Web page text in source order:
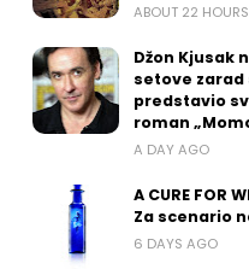
ABOUT 22
Džon Kjusak
setove zarad
predstavio
roman
A DAY AGO
A CURE FOR
Za scenario
6 DAYS AGO